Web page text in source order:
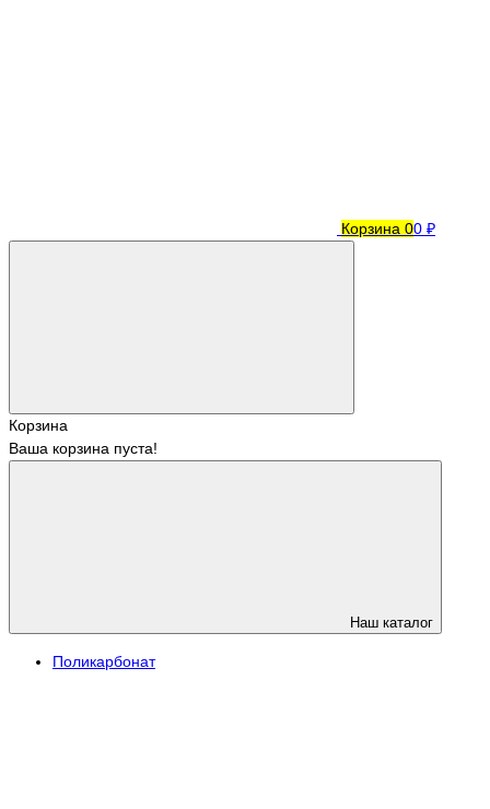
Корзина 00 ₽
Корзина
Ваша корзина пуста!
Наш каталог
Поликарбонат